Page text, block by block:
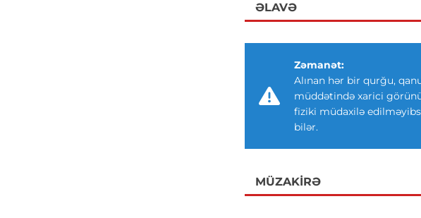
ƏLAVƏ
Zəmanət:
Alınan hər bir qurğu,
müddətində xarici
fiziki müdaxilə
bilər.
MÜZAKIRƏ